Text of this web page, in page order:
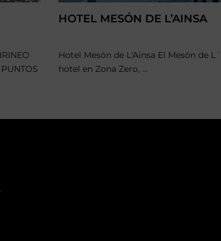
HOTEL MESÓN DE L’AINSA
Hotel Mesón de L'Ainsa El Mesón de
hotel en Zona Zero, ...